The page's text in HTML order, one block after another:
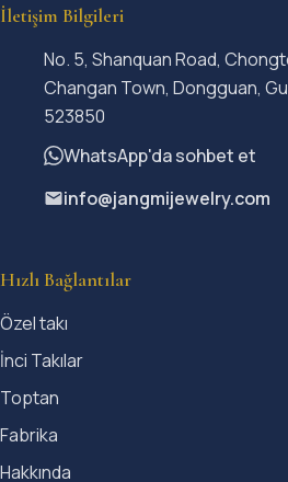
İletişim Bilgileri
No. 5, Shanquan Road,
Changan Town, Dongguan,
523850
WhatsApp'da sohbet et
info@jangmijewelry.com
Hızlı Bağlantılar
Özel takı
İnci Takılar
Toptan
Fabrika
Hakkında